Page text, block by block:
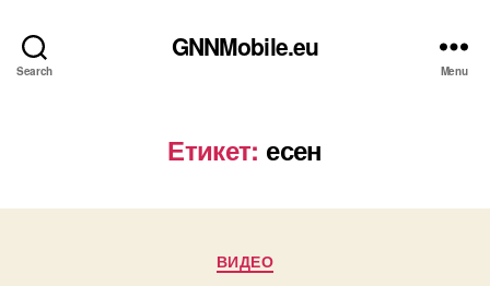
Search
GNNMobile.eu
Menu
Етикет: есен
Categories
ВИДЕО